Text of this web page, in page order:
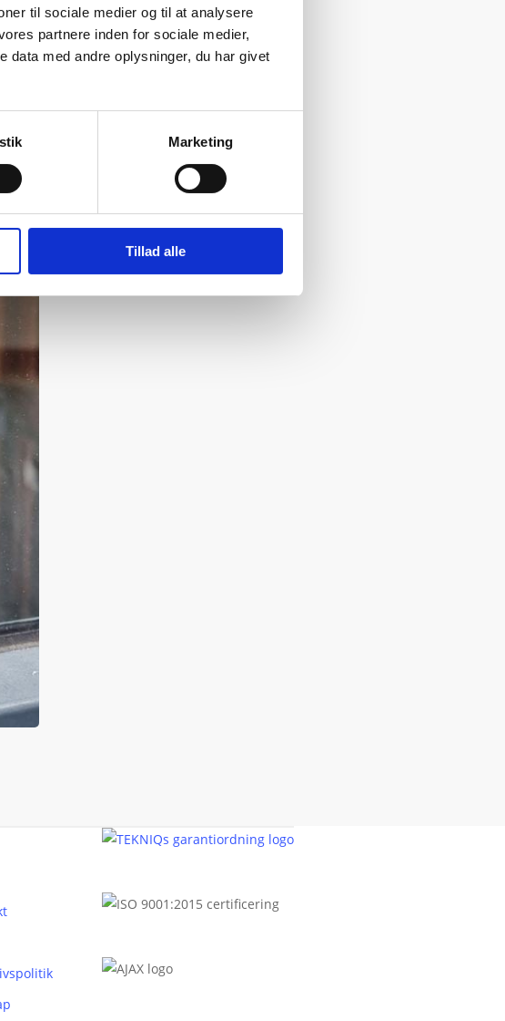
til sociale medier og til at analysere
partnere inden for sociale medier,
data med andre oplysninger, du har givet
Marketing
Tillad alle